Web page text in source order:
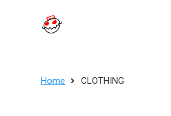
Home CLOTHING